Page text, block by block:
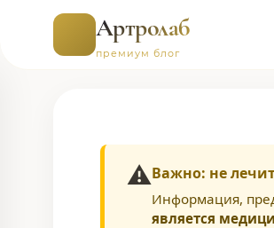
Артролаб
премиум блог
⚠️Важно: не
Информация,
является